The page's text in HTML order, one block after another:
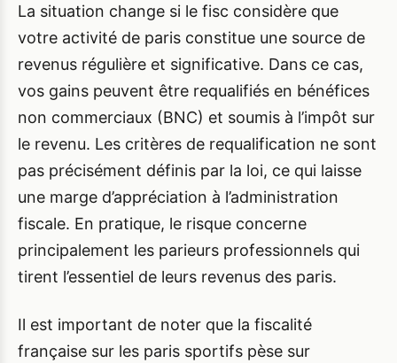
La situation change si le fisc considère que
votre activité de paris constitue une source de
revenus régulière et significative. Dans ce cas,
vos gains peuvent être requalifiés en bénéfices
non commerciaux (BNC) et soumis à l’impôt sur
le revenu. Les critères de requalification ne sont
pas précisément définis par la loi, ce qui laisse
une marge d’appréciation à l’administration
fiscale. En pratique, le risque concerne
principalement les parieurs professionnels qui
tirent l’essentiel de leurs revenus des paris.
Il est important de noter que la fiscalité
française sur les paris sportifs pèse sur